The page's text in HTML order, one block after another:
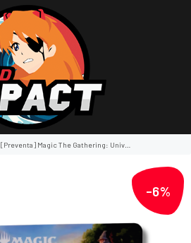
[preventa] Magic The Gathering: Universes Beyond The Hobbit Caja De Sobres De Juego
-6%